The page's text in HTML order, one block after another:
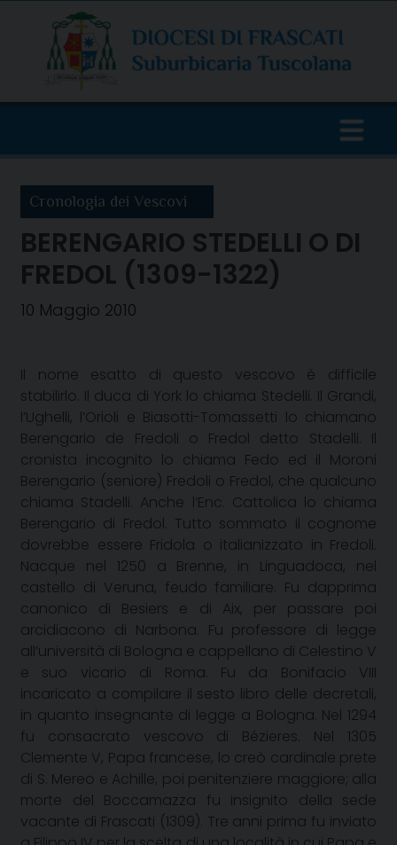
content
Cronologia dei Vescovi
BERENGARIO STEDELLI O DI
FREDOL (1309-1322)
10 Maggio 2010
Il nome esatto di questo vescovo è difficile
stabilirlo. Il duca di York lo chiama Stedelli. Il Grandi,
l’Ughelli, l’Orioli e Biasotti-Tomassetti lo chiamano
Berengario de Fredoli o Fredol detto Stadelli. Il
cronista incognito lo chiama Fedo ed il Moroni
Berengario (seniore) Fredoli o Fredol, che qualcuno
chiama Stadelli. Anche l’Enc. Cattolica lo chiama
Berengario di Fredol. Tutto sommato il cognome
dovrebbe essere Fridola o italianizzato in Fredoli.
Nacque nel 1250 a Brenne, in Linguadoca, nel
castello di Veruna, feudo familiare. Fu dapprima
canonico di Besiers e di Aix, per passare poi
arcidiacono di Narbona. Fu professore di legge
all’università di Bologna e cappellano di Celestino V
e suo vicario di Roma. Fu da Bonifacio VIII
incaricato a compilare il sesto libro delle decretali,
in quanto insegnante di legge a Bologna. Nel 1294
fu consacrato vescovo di Bézieres. Nel 1305
Clemente V, Papa francese, lo creò cardinale prete
di S. Mereo e Achille, poi penitenziere maggiore; alla
morte del Boccamazza fu insignito della sede
vacante di Frascati (1309). Tre anni prima fu inviato